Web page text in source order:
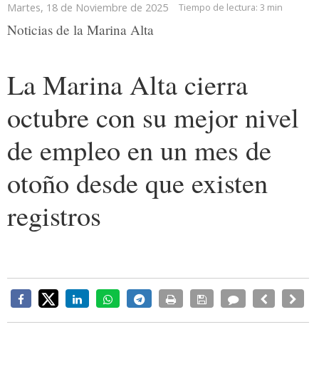
Martes, 18 de Noviembre de 2025 Tiempo de lectura: 3 min
Noticias de la Marina Alta
La Marina Alta cierra
octubre con su mejor nivel
de empleo en un mes de
otoño desde que existen
registros